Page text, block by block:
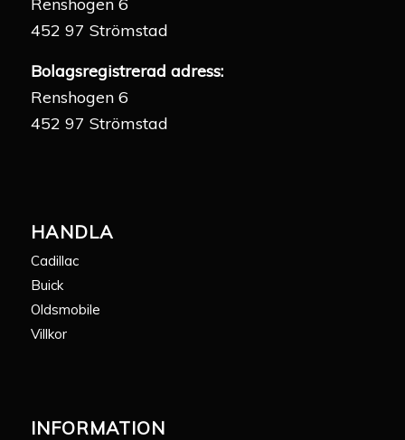
Renshogen 6
452 97 Strömstad
Bolagsregistrerad adress:
Renshogen 6
452 97 Strömstad
HANDLA
Cadillac
Buick
Oldsmobile
Villkor
INFORMATION